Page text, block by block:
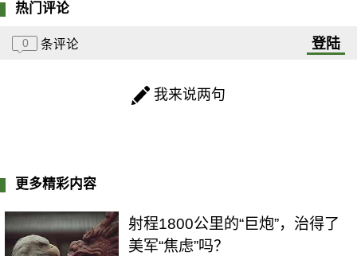
热门评论
0 条评论 登陆
我来说两句
更多精彩内容
射程1800公里的“巨炮”，治得了
美军“焦虑”吗？